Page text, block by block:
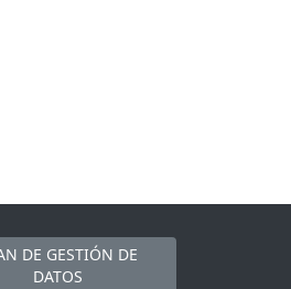
DE GESTIÓN DE
DATOS